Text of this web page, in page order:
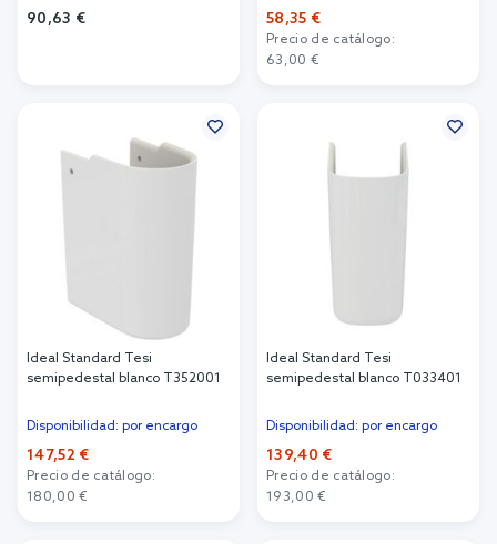
90,63 €
58,35 €
Precio de catálogo:
63,00 €
Ideal Standard Tesi
semipedestal blanco T352001
Disponibilidad: por encargo
147,52 €
Precio de catálogo:
180,00 €
Ideal Standard Tesi
semipedestal blanco T033401
Disponibilidad: por encargo
139,40 €
Precio de catálogo:
193,00 €